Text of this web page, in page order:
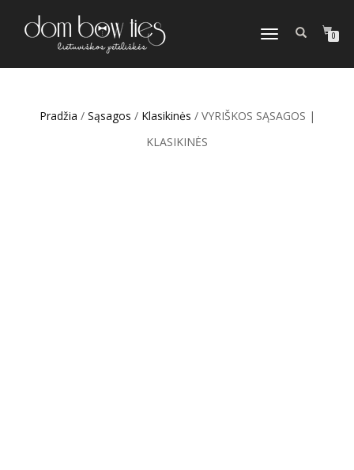
TOGGLE
0
Pradžia / Sąsagos / Klasikinės / VYRIŠKOS SĄSAGOS |
KLASIKINĖS